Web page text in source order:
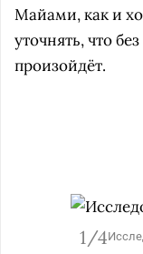
Майами, как и
уточнять, что
произойдёт.
1/4